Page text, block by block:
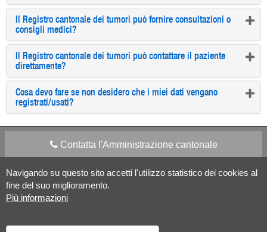
Navigando su questo sito accetti l'utilizzo statistico dei cookies al
fine del suo miglioramento.
Più informazioni
Il Registro cantonale dei tumori può fornire consultazioni o
consigli medici?
Il Registro cantonale dei tumori può contattare il paziente
direttamente?
Cosa devo fare se non desidero che i miei dati vengano
registrati/usati?
Contatta l'Amministrazione cantonale
Apps Mobile Social media